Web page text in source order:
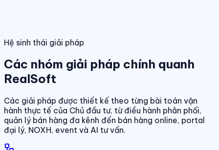
Hệ sinh thái giải pháp
Các nhóm giải pháp chính quanh
RealSoft
Các giải pháp được thiết kế theo từng bài toán vận
hành thực tế của Chủ đầu tư, từ điều hành phân phối,
quản lý bán hàng đa kênh đến bán hàng online, portal
đại lý, NOXH, event và AI tư vấn.